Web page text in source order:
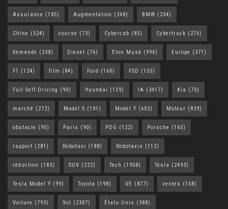
Assurance (185) Augmentation (248) BMW (204)
Chine (524) course (73) Cybercab (85) Cybertruck (276)
demande (338) Diesel (76) Elon Musk (996) Europe (371)
F1 (124) film (84) Ford (160) FSD (155)
Full Self-Driving (90) Hyundai (159) IA (3417) Kia (70)
marché (272) Model S (101) Model Y (602) Moteur (839)
obstacle (95) Paris (90) PDG (122) Porsche (165)
rapport (281) Robotaxi (188) Robotaxis (112)
réduction (183) SUV (222) Tech (1958) Tesla (2493)
Tesla Model Y (99) Toyota (198) VE (877) ventes (158)
Voiture (793) Vol (2307) États-Unis (388)